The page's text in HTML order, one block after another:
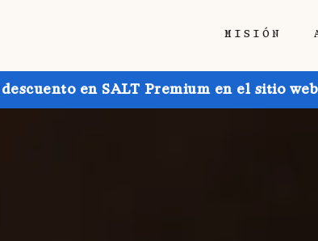
MISIÓN
descuento en SALT Premium en el sitio